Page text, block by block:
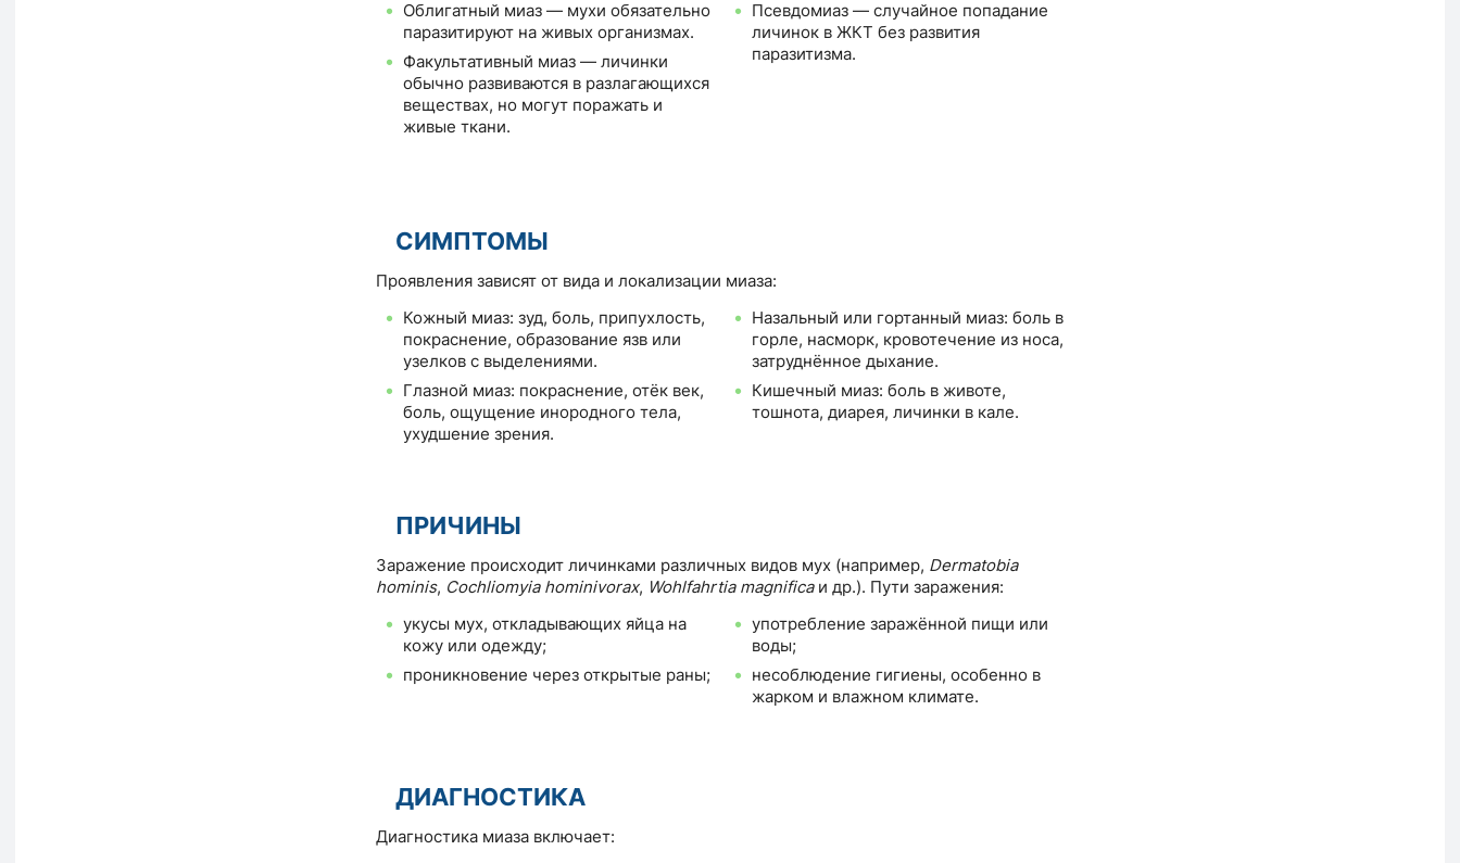
Облигатный миаз — мухи обязательно
паразитируют на живых организмах.
Факультативный миаз — личинки
обычно развиваются в разлагающихся
веществах, но могут поражать и
живые ткани.
Псевдомиаз — случайное попадание
личинок в ЖКТ без развития
паразитизма.
СИМПТОМЫ
Проявления зависят от вида и локализации миаза:
Кожный миаз: зуд, боль, припухлость,
покраснение, образование язв или
узелков с выделениями.
Глазной миаз: покраснение, отёк век,
боль, ощущение инородного тела,
ухудшение зрения.
Назальный или гортанный миаз: боль в
горле, насморк, кровотечение из носа,
затруднённое дыхание.
Кишечный миаз: боль в животе,
тошнота, диарея, личинки в кале.
ПРИЧИНЫ
Заражение происходит личинками различных видов мух (например, Dermatobia
hominis, Cochliomyia hominivorax, Wohlfahrtia magnificaи др.). Пути заражения:
укусы мух, откладывающих яйца на
кожу или одежду;
проникновение через открытые раны;
употребление заражённой пищи или
воды;
несоблюдение гигиены, особенно в
жарком и влажном климате.
ДИАГНОСТИКА
Диагностика миаза включает: